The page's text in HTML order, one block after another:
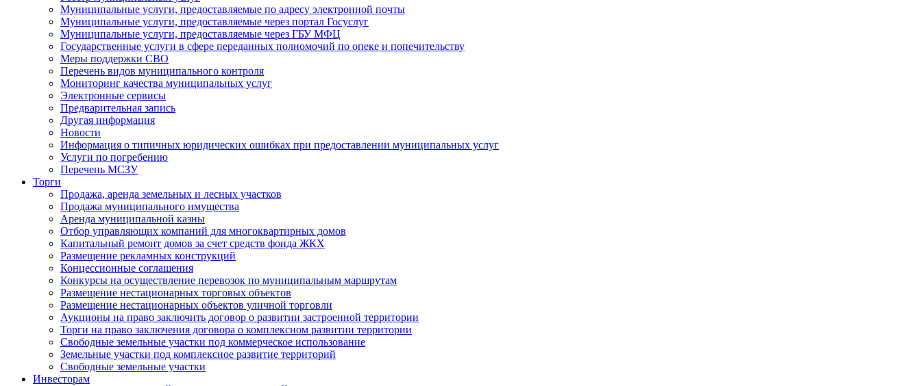
Муниципальные услуги, предоставляемые по адресу электронной почты
Муниципальные услуги, предоставляемые через портал Госуслуг
Муниципальные услуги, предоставляемые через ГБУ МФЦ
Государственные услуги в сфере переданных полномочий по опеке и попечительству
Меры поддержки СВО
Перечень видов муниципального контроля
Мониторинг качества муниципальных услуг
Электронные сервисы
Предварительная запись
Другая информация
Новости
Информация о типичных юридических ошибках при предоставлении муниципальных услуг
Услуги по погребению
Перечень МСЗУ
Торги
Продажа, аренда земельных и лесных участков
Продажа муниципального имущества
Аренда муниципальной казны
Отбор управляющих компаний для многоквартирных домов
Капитальный ремонт домов за счет средств фонда ЖКХ
Размещение рекламных конструкций
Концессионные соглашения
Конкурсы на осуществление перевозок по муниципальным маршрутам
Размещение нестационарных торговых объектов
Размещение нестационарных объектов уличной торговли
Аукционы на право заключить договор о развитии застроенной территории
Торги на право заключения договора о комплексном развитии территории
Свободные земельные участки под коммерческое использование
Земельные участки под комплексное развитие территорий
Свободные земельные участки
Инвесторам